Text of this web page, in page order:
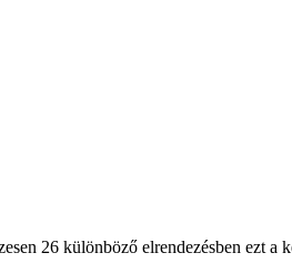
26 különböző elrendezésben ezt a